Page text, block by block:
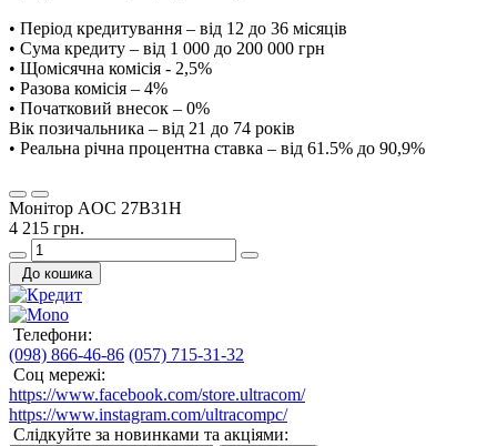
• Період кредитування – від 12 до 36 місяців
• Сума кредиту – від 1 000 до 200 000 грн
• Щомісячна комісія - 2,5%
• Разова комісія – 4%
• Початковий внесок – 0%
Вік позичальника – від 21 до 74 років
• Реальна річна процентна ставка – від 61.5% до 90,9%
Монітор AOC 27B31H
4 215 грн.
До кошика
Телефони:
(098) 866-46-86 (057) 715-31-32
Соц мережі:
https://www.facebook.com/store.ultracom/
https://www.instagram.com/ultracompc/
Слідкуйте за новинками та акціями: